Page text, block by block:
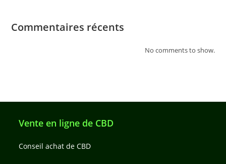
Commentaires récents
No comments to show.
Vente en ligne de CBD
Conseil achat de CBD